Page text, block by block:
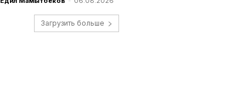
Загрузить больше